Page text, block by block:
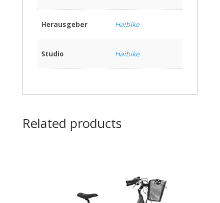
Herausgeber Haibike
Studio Haibike
Related products